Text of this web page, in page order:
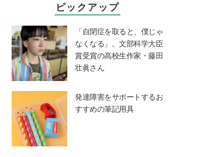
ピックアップ
「自閉症を取ると、僕じゃ
なくなる」。文部科学大臣
賞受賞の高校生作家・藤田
壮眞さん
発達障害をサポートするお
すすめの筆記用具